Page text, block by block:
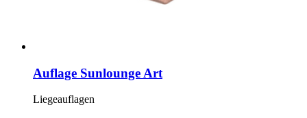
Auflage Sunlounge Art
Liegeauflagen